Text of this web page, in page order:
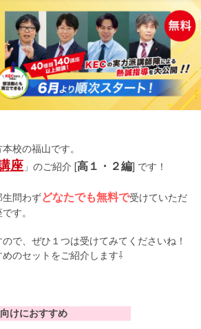
校の福山です。
座 」のご紹介 [高１・２編] です！
生問わずどなたでも無料で受けていただ
す。
で、ぜひ１つは受けてみてくださいね！
のセットをご紹介します⇩
けにおすすめ